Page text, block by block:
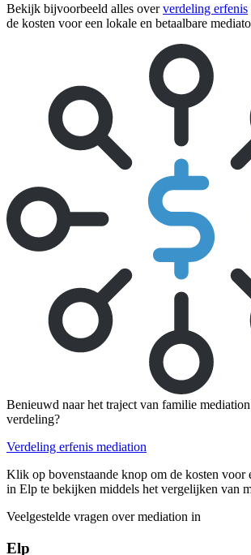
Bekijk bijvoorbeeld alles oververdeling erfenis
de kosten voor een lokale en betaalbare
Benieuwd naar het traject van familie
verdeling?
Verdeling erfenis mediation
Klik op bovenstaande knop om de kosten voor
in Elp te bekijken middels het vergelijken van
Veelgestelde vragen over mediation in
Elp